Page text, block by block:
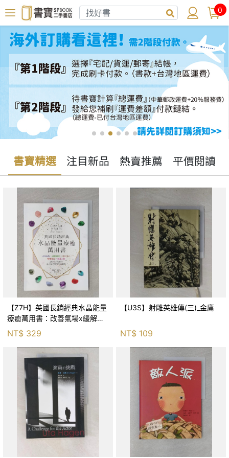
0
書寶精選 注目新品 熱賣推薦 平價閱讀
【Z7H】英國長銷經典水晶能量
療癒萬用書：改善氣場x緩解疼
痛x穩定身心x增加財富x促進人
緣，250種水晶礦石給你最完整
的生活對策_菲利
NT$ 329
【U3S】射雕英雄傳(三)_金庸
NT$ 109